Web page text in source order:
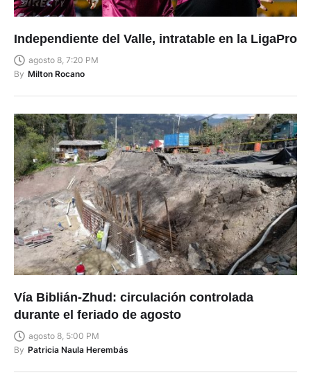
Independiente del Valle, intratable en la LigaPro
agosto 8, 7:20 PM
By Milton Rocano
Vía Biblián-Zhud: circulación controlada
durante el feriado de agosto
agosto 8, 5:00 PM
By Patricia Naula Herembás